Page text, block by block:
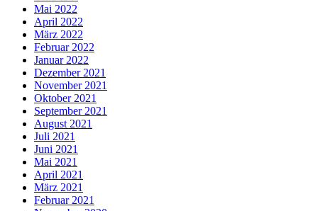
Mai 2022
April 2022
März 2022
Februar 2022
Januar 2022
Dezember 2021
November 2021
Oktober 2021
September 2021
August 2021
Juli 2021
Juni 2021
Mai 2021
April 2021
März 2021
Februar 2021